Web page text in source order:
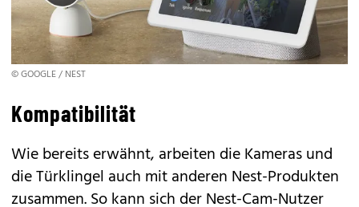
© GOOGLE / NEST
Kompatibilität
Wie bereits erwähnt, arbeiten die Kameras und
die Türklingel auch mit anderen Nest-Produkten
zusammen. So kann sich der Nest-Cam-Nutzer